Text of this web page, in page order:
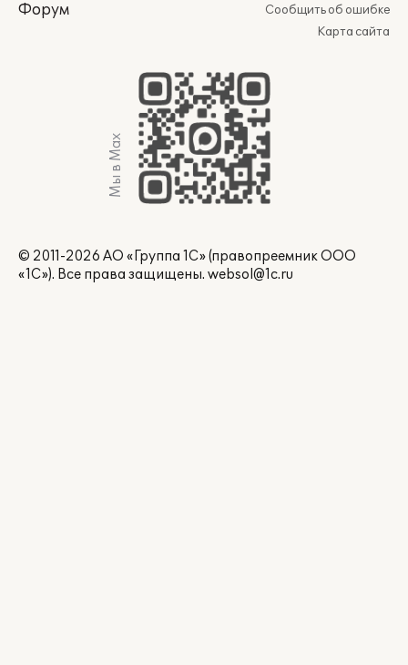
Форум
Сообщить об ошибке
Карта сайта
Мы в Max
© 2011-2026 АО «Группа 1С» (правопреемник ООО
«1С»). Все права защищены. websol@1c.ru